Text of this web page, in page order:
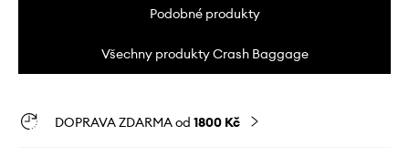
Podobné produkty
Všechny produkty Crash Baggage
DOPRAVA ZDARMA od 1800 Kč